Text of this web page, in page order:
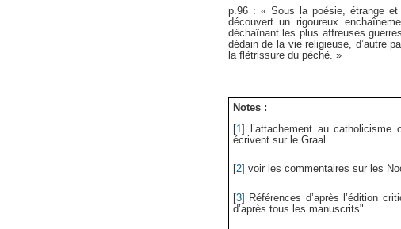
p.96 : « Sous la poésie, étrange
découvert un rigoureux
déchaînant les plus affreuses
dédain de la vie religieuse, d’autre
la flétrissure du péché. »
Notes :
[1] l’attachement au
écrivent sur le Graal
[2] voir les commentaires sur les
[3] Références d’après l’édition
d’après tous les manuscrits"